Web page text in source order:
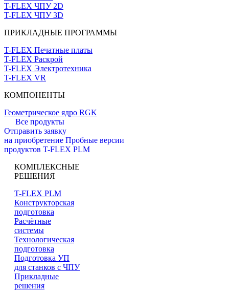
T-FLEX ЧПУ 2D
T-FLEX ЧПУ 3D
ПРИКЛАДНЫЕ ПРОГРАММЫ
T-FLEX Печатные платы
T-FLEX Раскрой
T-FLEX Электротехника
T-FLEX VR
КОМПОНЕНТЫ
Геометрическое ядро RGK
Все продукты
Отправить заявку
на приобретение Пробные версии
продуктов T-FLEX PLM
КОМПЛЕКСНЫЕ
РЕШЕНИЯ
T-FLEX PLM
Конструкторская
подготовка
Расчётные
системы
Технологическая
подготовка
Подготовка УП
для станков с ЧПУ
Прикладные
решения